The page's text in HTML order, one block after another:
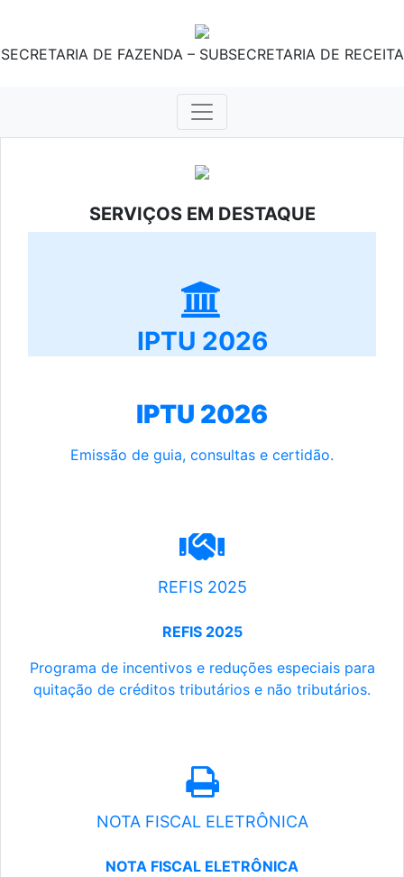
SECRETARIA DE FAZENDA – SUBSECRETARIA DE RECEITA
SERVIÇOS EM DESTAQUE
IPTU 2026
IPTU 2026
Emissão de guia, consultas e certidão.
REFIS 2025
REFIS 2025
Programa de incentivos e reduções especiais para
quitação de créditos tributários e não tributários.
NOTA FISCAL ELETRÔNICA
NOTA FISCAL ELETRÔNICA